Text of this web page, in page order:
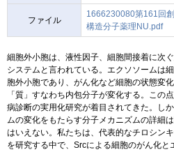
ファイル
1666230080第161回
構造分子薬理NU.pdf
細胞外小胞は、液性因子、細胞間接着に次
システムと言われている。エクソソームは
胞外小胞であり、がん化など細胞の状態変
「質」すなわち内包分子が変化する。この
病診断の実用化研究が着目されてきた。し
ムの変化をもたらす分子メカニズムの詳細
はいえない。私たちは、代表的なチロシン
を研究する中で、Srcによる細胞のがん化